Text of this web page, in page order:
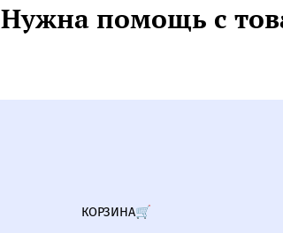
Нужна помощь с
КОРЗИНА🛒